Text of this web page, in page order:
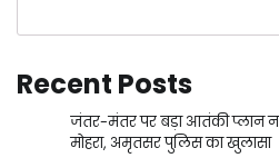
Recent Posts
जंतर-मंतर पर बड़ा आतंकी प्लान
मोहरा, अमृतसर पुलिस का खुलासा